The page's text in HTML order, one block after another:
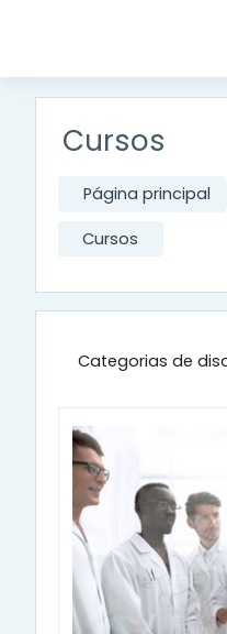
Cursos
Página principal
Cursos
Categorias de